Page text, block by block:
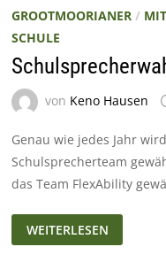
GROOTMOORIANER/
SCHULE
von Keno Hausen
Genau wie jedes Jahr
Schulsprecherteam
das Team FlexAbility
SCHULSPRECHERWAHL
GROOTMOOR
2022
WEITERLESEN